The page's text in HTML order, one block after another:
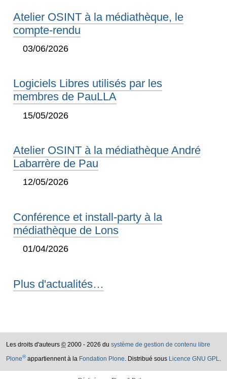
Atelier OSINT à la médiathèque, le
compte-rendu
03/06/2026
Logiciels Libres utilisés par les
membres de PauLLA
15/05/2026
Atelier OSINT à la médiathèque André
Labarrère de Pau
12/05/2026
Conférence et install-party à la
médiathèque de Lons
01/04/2026
Plus d'actualités…
Les droits d'auteurs © 2000 - 2026 du système de gestion de contenu libre
Plone®appartiennent à la Fondation Plone. Distribué sous Licence GNU GPL.